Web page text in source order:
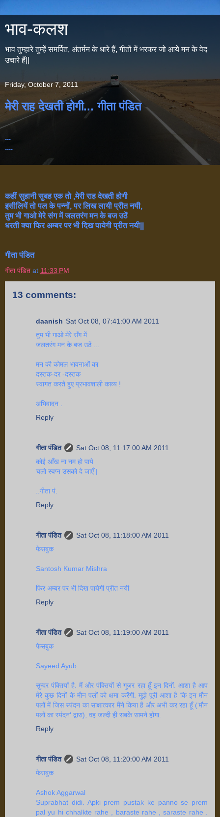
भाव-कलश
भाव तुम्हारे तुम्हें समर्पित, अंतर्मन के धारे हैं, गीतों में भरकर जो आये मन के वेद
उचारे हैं||
Friday, October 7, 2011
मेरी राह देखती होगी... गीता पंडित
...
....
कहीं सुहानी सुबह एक तो ,मेरी राह देखती होगी
इसीलियें तो पल के पन्नों, पर लिख लायी प्रीत नयी,
तुम भी गाओ मेरे संग में जलतरंग मन के बज उठें
धरती क्या फिर अम्बर पर भी दिख पायेगी प्रीत नयी||
गीता पंडित
गीता पंडित at 11:33 PM
13 comments:
daanish Sat Oct 08, 07:41:00 AM 2011
तुम भी गाओ मेरे सँग में
जलतरंग मन के बज उठें ...
मन की कोमल भावनाओं का
दस्तक-दर -दस्तक
स्वागत करते हुए प्रभावशाली काव्य !
अभिवादन .
Reply
गीता पंडित
Sat Oct 08, 11:17:00 AM 2011
कोई आँख ना नम हो पाये
चलो स्वप्न उसको दे जाएँ |
..गीता पं.
Reply
गीता पंडित
Sat Oct 08, 11:18:00 AM 2011
फेसबुक
Santosh Kumar Mishra
फिर अम्बर पर भी दिख पायेगी प्रीत नयी
Reply
गीता पंडित
Sat Oct 08, 11:19:00 AM 2011
फेसबुक
Sayeed Ayub
सुन्दर पंक्तियाँ है. मैं और पंक्तियों से गुजर रहा हूँ इन दिनों. आशा है आप
मेरे कुछ दिनों के मौन पलों को क्षमा करेंगी. मुझे पूरी आशा है कि इन मौन
पलों में जिस स्पंदन का साक्षात्कार मैंने किया है और अभी कर रहा हूँ ('मौन
पलों का स्पंदन' द्वारा), वह जल्दी ही सबके सामने होगा.
Reply
गीता पंडित
Sat Oct 08, 11:20:00 AM 2011
फेसबुक
Ashok Aggarwal
Suprabhat didi. Apki prem pustak ke panno se prem
pal yu hi chhalkte rahe , baraste rahe , saraste rahe .